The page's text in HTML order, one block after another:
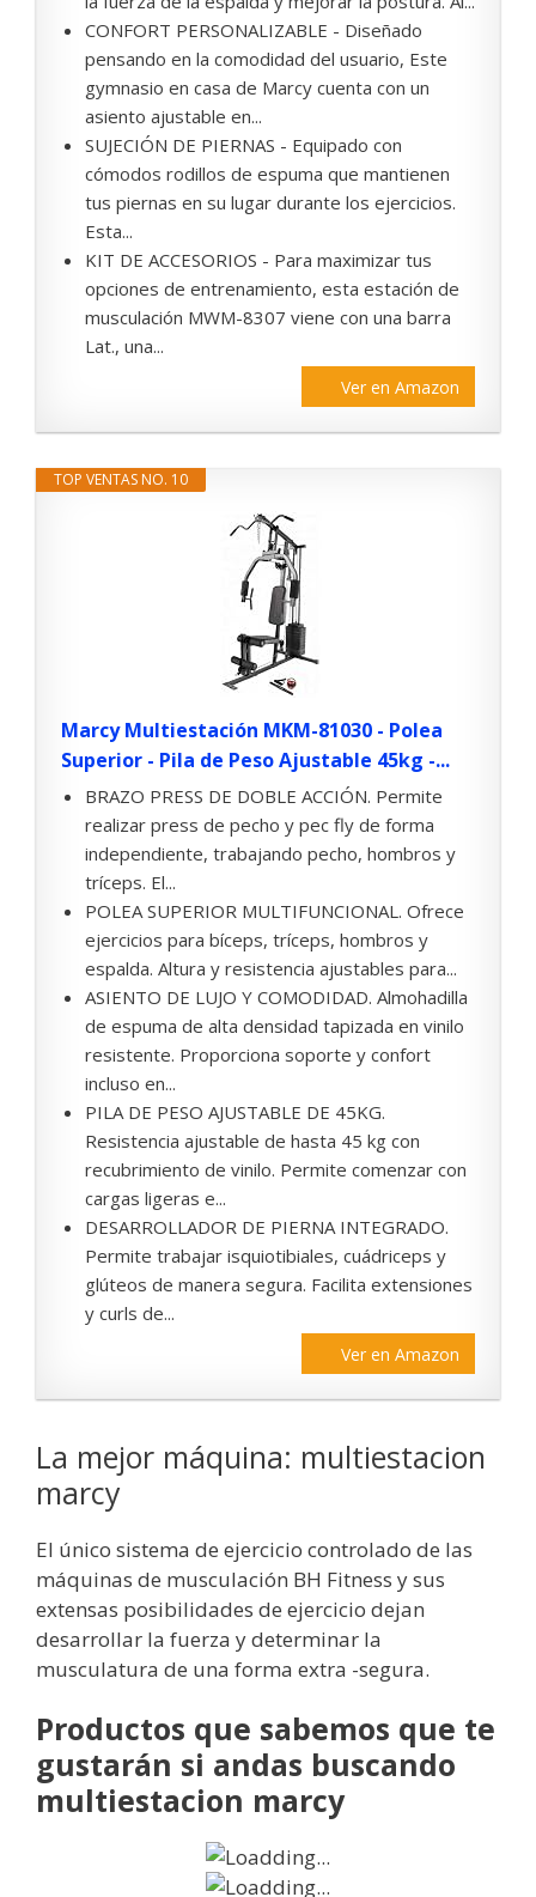
CONFORT PERSONALIZABLE - Diseñado
pensando en la comodidad del usuario, Este
gymnasio en casa de Marcy cuenta con un
asiento ajustable en...
SUJECIÓN DE PIERNAS - Equipado con
cómodos rodillos de espuma que mantienen
tus piernas en su lugar durante los ejercicios.
Esta...
KIT DE ACCESORIOS - Para maximizar tus
opciones de entrenamiento, esta estación de
musculación MWM-8307 viene con una barra
Lat., una...
Ver en Amazon
TOP VENTAS NO. 10
Marcy Multiestación MKM-81030 - Polea
Superior - Pila de Peso Ajustable 45kg -...
BRAZO PRESS DE DOBLE ACCIÓN. Permite
realizar press de pecho y pec fly de forma
independiente, trabajando pecho, hombros y
tríceps. El...
POLEA SUPERIOR MULTIFUNCIONAL. Ofrece
ejercicios para bíceps, tríceps, hombros y
espalda. Altura y resistencia ajustables para...
ASIENTO DE LUJO Y COMODIDAD. Almohadilla
de espuma de alta densidad tapizada en vinilo
resistente. Proporciona soporte y confort
incluso en...
PILA DE PESO AJUSTABLE DE 45KG.
Resistencia ajustable de hasta 45 kg con
recubrimiento de vinilo. Permite comenzar con
cargas ligeras e...
DESARROLLADOR DE PIERNA INTEGRADO.
Permite trabajar isquiotibiales, cuádriceps y
glúteos de manera segura. Facilita extensiones
y curls de...
Ver en Amazon
La mejor máquina: multiestacion
marcy
El único sistema de ejercicio controlado de las
máquinas de musculación BH Fitness y sus
extensas posibilidades de ejercicio dejan
desarrollar la fuerza y determinar la
musculatura de una forma extra -segura.
Productos que sabemos que te
gustarán si andas buscando
multiestacion marcy